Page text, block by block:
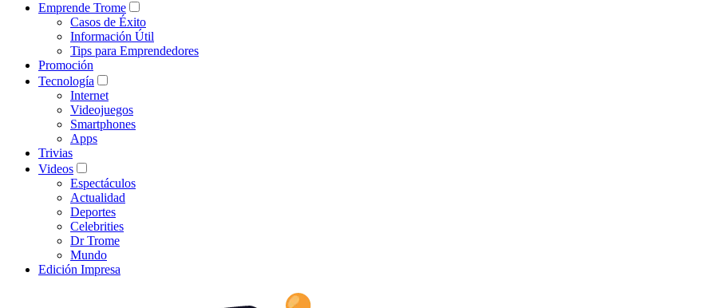
Emprende Trome
Casos de Éxito
Información Útil
Tips para Emprendedores
Promoción
Tecnología
Internet
Videojuegos
Smartphones
Apps
Trivias
Videos
Espectáculos
Actualidad
Deportes
Celebrities
Dr Trome
Mundo
Edición Impresa